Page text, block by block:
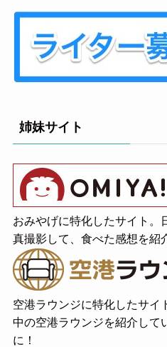
姉妹サイト
おみやげに特化したサイト。
真撮影して、食べた感想を紹
空港ラウンジに特化したサイ
中の空港ラウンジを紹介して
に！